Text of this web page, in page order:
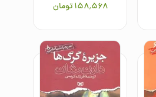
۱۵۸٬۵۶۸ تومان